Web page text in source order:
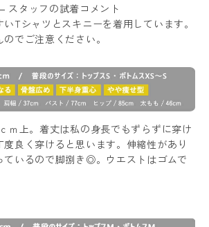
タッフの試着コメント
Tシャツとスキニーを着用しています。
でご注意ください。
ｍ上。着丈は私の身長でもずらずに穿け
良く穿けると思います。伸縮性があり
ているので脚捌き◎。ウエストはゴムで